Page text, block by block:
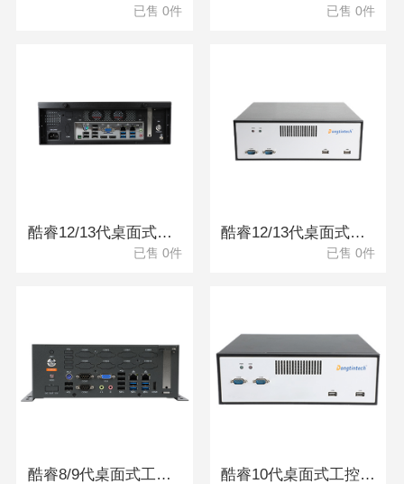
已售 0件 已售 0件
酷睿12/13代桌面式工控机 DTB-2102L-JH610MC
已售 0件
酷睿12/13代桌面式工控机 DTB-2102L-JQ67EMC
已售 0件
酷睿8/9代桌面式工控机 DTB-2105S-BH31CMC 酷睿10代桌面式工控机 DTB-2102L-JQ470MC